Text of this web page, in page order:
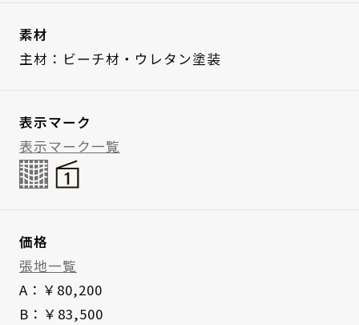
素材
主材：ビーチ材・ウレタン塗装
表示マーク
表示マーク一覧
価格
張地一覧
A：￥80,200
B：￥83,500